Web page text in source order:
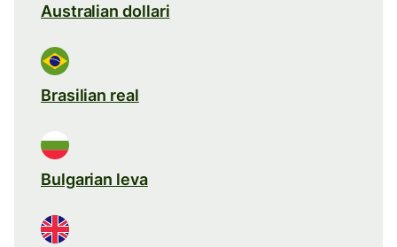
Australian dollari
Brasilian real
Bulgarian leva